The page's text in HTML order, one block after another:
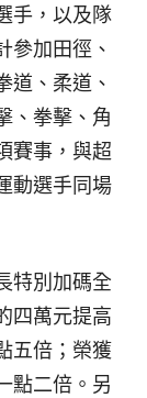
手，以及隊
參加田徑、
道、柔道、
、拳擊、角
賽事，與超
動選手同場
特別加碼全
四萬元提高
五倍；榮獲
點二倍。另